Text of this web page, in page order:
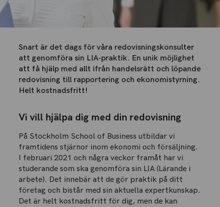
Snart är det dags för våra redovisningskonsulter
att genomföra sin LIA-praktik. En unik möjlighet
att få hjälp med allt ifrån handelsrätt och löpande
redovisning till rapportering och ekonomistyrning.
Helt kostnadsfritt!
Vi vill hjälpa dig med din redovisning
På Stockholm School of Business utbildar vi
framtidens stjärnor inom ekonomi och försäljning.
I februari 2021 och några veckor framåt har vi
studerande som ska genomföra sin LIA (Lärande i
arbete). Det innebär att de gör praktik på ditt
företag och bistår med sin aktuella expertkunskap.
Det är helt kostnadsfritt för dig, men de kan